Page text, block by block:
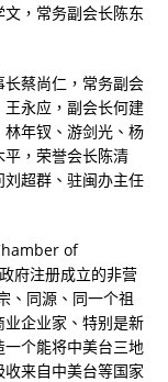
，常务副会长陈东
蔡尚仁，常务副会
永应，副会长何建
年钗、游剑光、杨
，荣誉会长陈清
超群、驻闽办主任
of
府注册成立的非营
、同源、同一个祖
企业家、特别是新
个能将中美台三地
来自中美台等国家